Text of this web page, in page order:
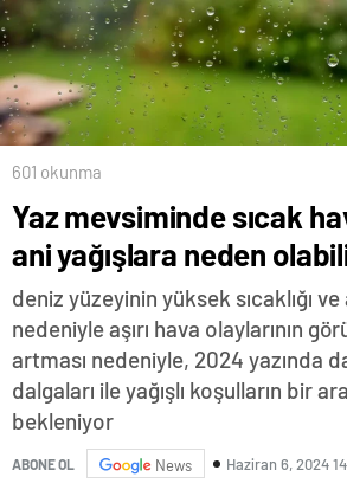
601 okunma
Yaz mevsiminde sıcak
ani yağışlara neden
deniz yüzeyinin yüksek sıcaklığı
nedeniyle aşırı hava olaylarının
artması nedeniyle, 2024 yazında
dalgaları ile yağışlı koşulların bir
bekleniyor
ABONE OL News Haziran 6, 2024